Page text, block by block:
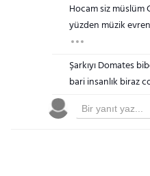
Hocam siz müslüm
yüzden müzik
Şarkıyı Domates
bari insanlık biraz